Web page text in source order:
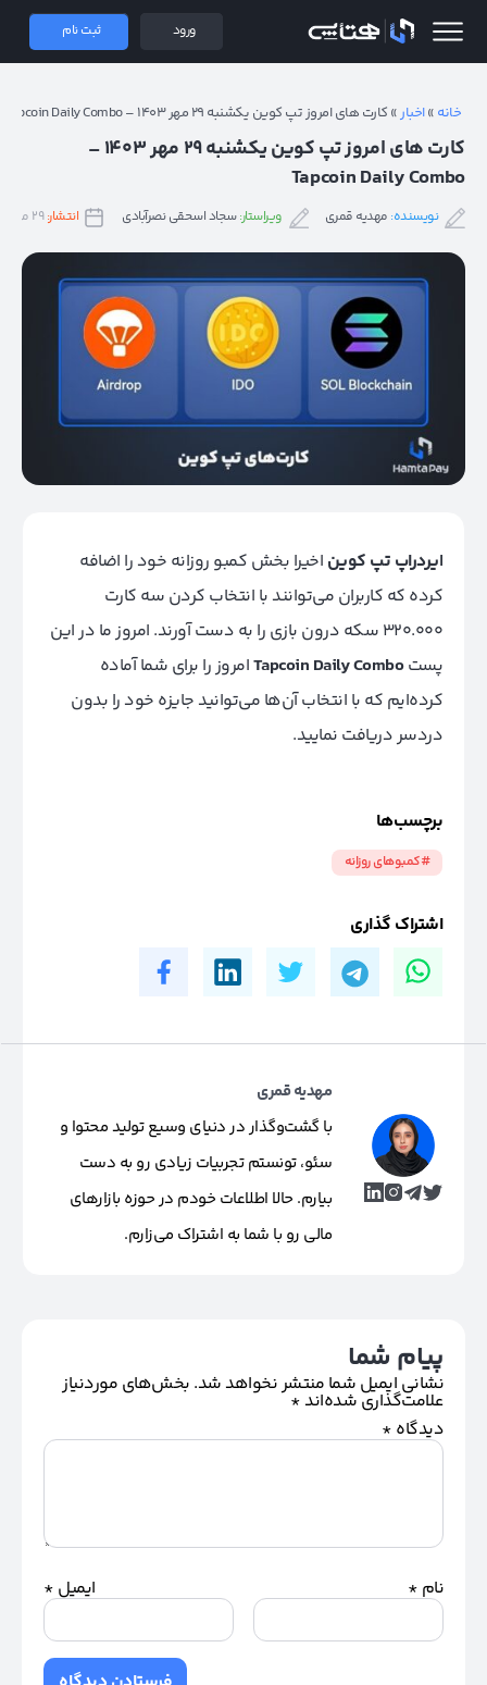
همتاپی ورود ثبت نام
خانه »اخبار» کارت های امروز تپ کوین یکشنبه ۲۹ مهر ۱۴۰۳ – Tapcoin Daily Combo
کارت های امروز تپ کوین یکشنبه ۲۹ مهر ۱۴۰۳ –
Tapcoin Daily Combo
نویسنده: مهدیه قمری ویراستار:سجاد اسحقی نصرآبادی انتشار:۲۹ مهر ۱۴۰۳
ایردراپ تپ کوین اخیرا بخش کمبو روزانه خود را اضافه
کرده که کاربران می‌توانند با انتخاب کردن سه کارت
320.000 سکه درون بازی را به دست آورند. امروز ما در این
پستTapcoin Daily Comboامروز را برای شما آماده
کرده‌ایم که با انتخاب آن‌ها می‌توانید جایزه خود را بدون
دردسر دریافت نمایید.
برچسب‌ها
#کمبوهای روزانه
اشتراک گذاری
مهدیه قمری
با گشت‌وگذار در دنیای وسیع تولید محتوا و
سئو، تونستم تجربیات زیادی رو به دست
بیارم. حالا اطلاعات خودم در حوزه بازارهای
مالی رو با شما به اشتراک می‌زارم.
پیام شما
نشانی ایمیل شما منتشر نخواهد شد. بخش‌های موردنیاز
علامت‌گذاری شده‌اند*
دیدگاه *
نام * ایمیل *